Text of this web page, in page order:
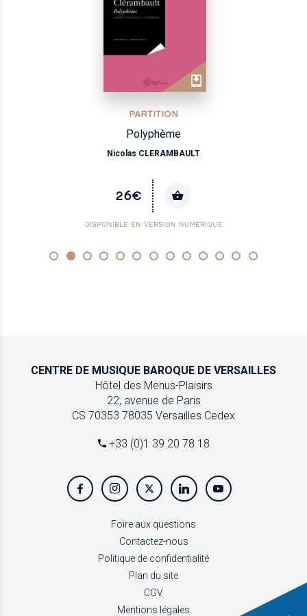
PARTITION
Polyphème
Nicolas CLERAMBAULT
26€
DISPONIBLE EN VERSION NUMÉRIQUE
CENTRE DE MUSIQUE BAROQUE DE VERSAILLES
Hôtel des Menus-Plaisirs
22, avenue de Paris
CS 70353 78035 Versailles Cedex
+33 (0)1 39 20 78 18
Foire aux questions
Contactez-nous
Politique de confidentialité
Plan du site
CGV
Mentions légales